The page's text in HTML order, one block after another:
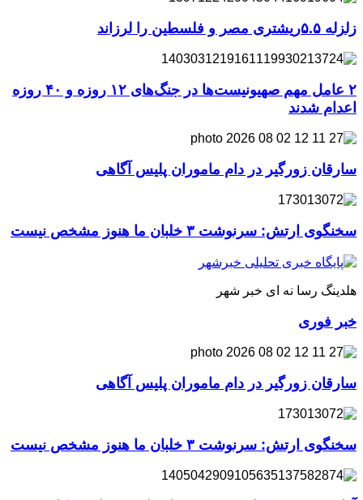
زلزله ۵.۵ریشتری مصر و فلسطین را لرزاند
۲ عامل مهم صهیونیست‌ها در جنگ‌های ۱۲ روزه و ۴۰ روزه
اعدام شدند
سارقان زورگیر در دام ماموران پلیس آگاهی
سخنگوی ارتش: سرنوشت ۳ خلبان ما هنوز مشخص نیست
هلدینگ رسا نه ای خبر شهر
خبر فوری
سارقان زورگیر در دام ماموران پلیس آگاهی
سخنگوی ارتش: سرنوشت ۳ خلبان ما هنوز مشخص نیست